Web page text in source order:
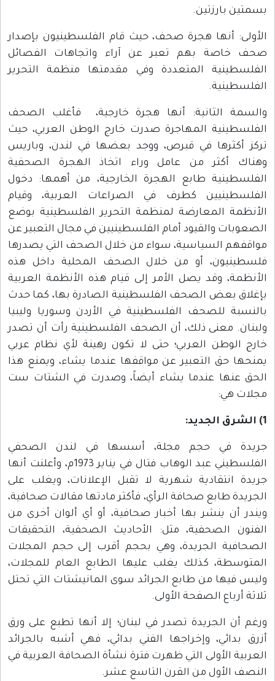
بسمتين بارزتين.
الأولى: أنها هجرة صحف، حيث قام الفلسطينيون بإصدار
صحف خاصة بهم تعبر عن آراء واتجاهات الفصائل
الفلسطينية المتعددة وفي مقدمتها منظمة التحرير
الفلسطينية.
والسمة الثانية: أنها هجرة خارجية، فأغلب الصحف
الفلسطينية المهاجرة صدرت خارج الوطن العربي، حيث
تركز أكثرها في قبرص، ووجد بعضها في لندن، وباريس
وهناك أكثر من عامل وراء اتخاذ الهجرة الصحفية
الفلسطينية طابع الهجرة الخارجية، من أهمها: دخول
الفلسطينيين كطرف في الصراعات العربية، وقيام
الأنظمة المعارضة لمنظمة التحرير الفلسطينية بوضع
الصعوبات والقيود أمام الفلسطينيين في مجال التعبير عن
مواقفهم السياسية، سواء من خلال الصحف التي يصدرها
فلسطينيون، أو من خلال الصحف المحلية داخل هذه
الأنظمة، وقد يصل الأمر إلى قيام هذه الأنظمة العربية
بإغلاق بعض الصحف الفلسطينية الصادرة بها، كما حدث
بالنسبة للصحف الفلسطينية في الأردن وسوريا وليبيا
ولبنان. معنى ذلك، أن الصحف الفلسطينية رأت أن تصدر
خارج الوطن العربي؛ حتى لا تكون رهينة لأي نظام عربي
يمنحها حق التعبير عن مواقفها عندما يشاء، ويمنع هذا
الحق عنها عندما يشاء أيضاً، وصدرت في الشتات ست
مجلات هي:
1) الشرق الجديد:
جريدة في حجم مجلة، أسسها في لندن الصحفي
الفلسطيني عبد الوهاب فتال في يناير 1973م، وأعلنت أنها
جريدة انتقادية شهرية لا تقبل الإعلانات، ويغلب على
الجريدة طابع صحافة الرأي، فأكثر مادتها مقالات صحافية،
ويندر أن ينشر بها أخبار صحافية، أو أي ألوان أخرى من
الفنون الصحفية، مثل: الأحاديث الصحفية، التحقيقات
الصحافية الجريدة، وهي بحجم أقرب إلى حجم المجلات
المتوسطة، كذلك يغلب عليها الطابع العام للمجلات،
وليس فيها من طابع الجرائد سوى المانيشتات التي تحتل
ثلاثة أرباع الصفحة الأولى.
ورغم أن الجريدة تصدر في لبنان؛ إلا أنها تطبع على ورق
أزرق بدائي، وإخراجها الفني بدائي، فهي أشبه بالجرائد
العربية الأولى التي ظهرت فترة نشأة الصحافة العربية في
النصف الأول من القرن التاسع عشر.